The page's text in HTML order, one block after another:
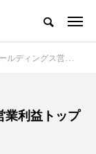
グス営業利益トップへ
業利益トップ